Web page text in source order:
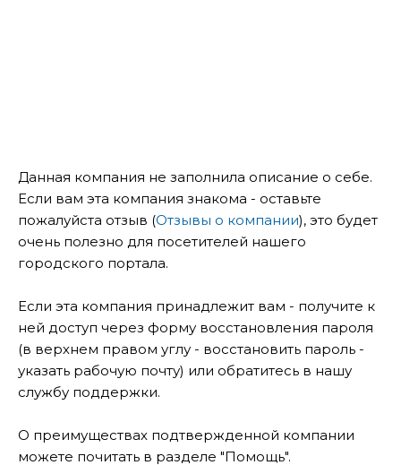
Данная компания не заполнила описание о себе.
Если вам эта компания знакома - оставьте
пожалуйста отзыв (Отзывы о компании), это будет
очень полезно для посетителей нашего
городского портала.
Если эта компания принадлежит вам - получите к
ней доступ через форму восстановления пароля
(в верхнем правом углу - восстановить пароль -
указать рабочую почту) или обратитесь в нашу
службу поддержки.
О преимуществах подтвержденной компании
можете почитать в разделе "Помощь".